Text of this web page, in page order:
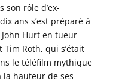
son rôle d’ex-
ans s’est préparé à
Hurt en tueur
Roth, qui s’était
le téléfilm mythique
la hauteur de ses